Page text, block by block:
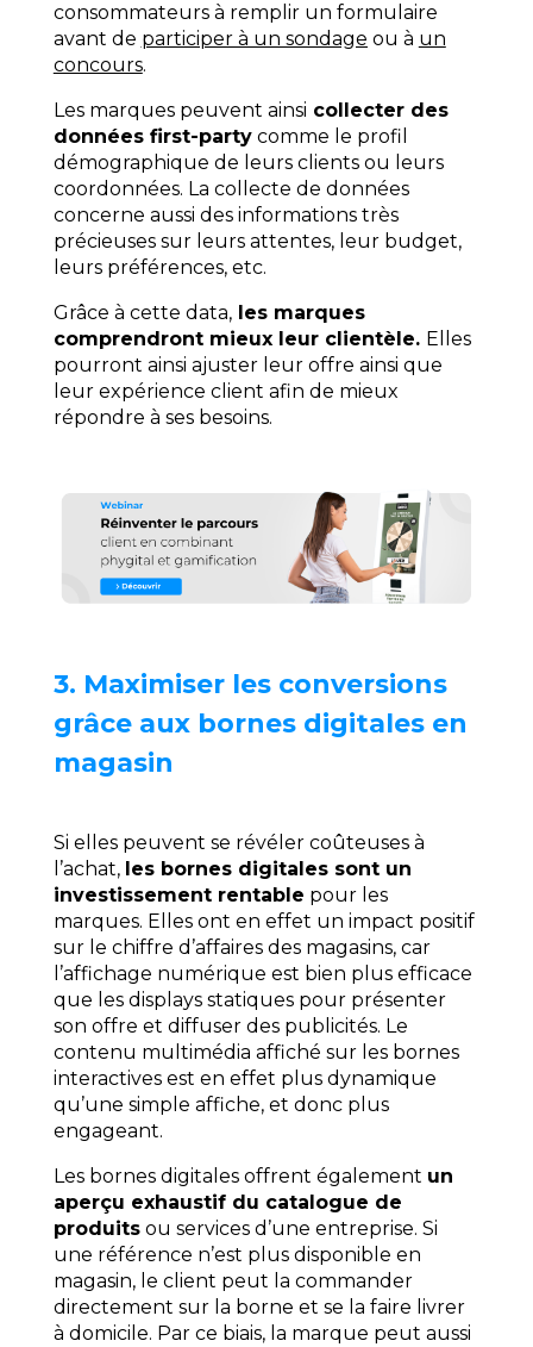
consommateurs à remplir un formulaire
avant de participer à un sondage ou à un
concours.
Les marques peuvent ainsi collecter des
données first-party comme le profil
démographique de leurs clients ou leurs
coordonnées. La collecte de données
concerne aussi des informations très
précieuses sur leurs attentes, leur budget,
leurs préférences, etc.
Grâce à cette data,les marques
comprendront mieux leur clientèle. Elles
pourront ainsi ajuster leur offre ainsi que
leur expérience client afin de mieux
répondre à ses besoins.
3. Maximiser les conversions
grâce aux bornes digitales en
magasin
Si elles peuvent se révéler coûteuses à
l’achat, les bornes digitales sont un
investissement rentable pour les
marques. Elles ont en effet un impact positif
sur le chiffre d’affaires des magasins, car
l’affichage numérique est bien plus efficace
que les displays statiques pour présenter
son offre et diffuser des publicités. Le
contenu multimédia affiché sur les bornes
interactives est en effet plus dynamique
qu’une simple affiche, et donc plus
engageant.
Les bornes digitales offrent également un
aperçu exhaustif du catalogue de
produitsou services d’une entreprise. Si
une référence n’est plus disponible en
magasin, le client peut la commander
directement sur la borne et se la faire livrer
à domicile. Par ce biais, la marque peut aussi